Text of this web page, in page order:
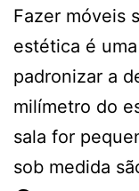
Fazer móveis
estética é
padronizar a
milímetro do
sala for
sob medida